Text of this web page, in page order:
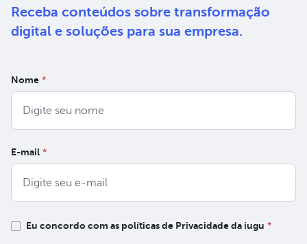
Receba conteúdos sobre transformação
digital e soluções para sua empresa.
Nome *
E-mail *
Eu concordo com as políticas de Privacidade da iugu *